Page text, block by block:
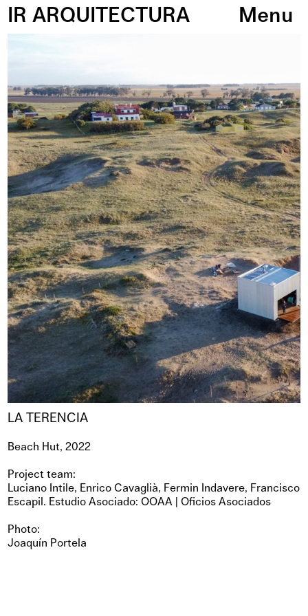
IR ARQUITECTURA Menu
LA TERENCIA
Beach Hut, 2022
Project team:
Luciano Intile, Enrico Cavaglià, Fermin Indavere, Francisco
Escapil. Estudio Asociado: OOAA | Oficios Asociados
Photo:
Joaquín Portela